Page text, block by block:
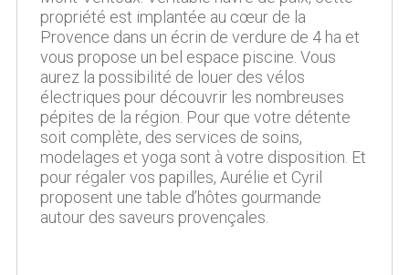
propriété est implantée au cœur de la
Provence dans un écrin de verdure de 4 ha et
vous propose un bel espace piscine. Vous
aurez la possibilité de louer des vélos
électriques pour découvrir les nombreuses
pépites de la région. Pour que votre détente
soit complète, des services de soins,
modelages et yoga sont à votre disposition. Et
pour régaler vos papilles, Aurélie et Cyril
proposent une table d’hôtes gourmande
autour des saveurs provençales.